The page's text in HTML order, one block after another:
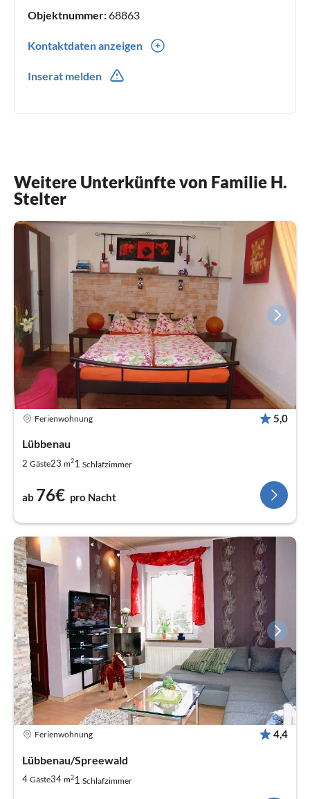
Objektnummer:68863
Kontaktdaten anzeigen
Inserat melden
Weitere Unterkünfte von Familie H.
Stelter
Ferienwohnung 5,0
Lübbenau
2 Gäste23 m21 Schlafzimmer
ab 76€ pro Nacht
Ferienwohnung 4,4
Lübbenau/Spreewald
4 Gäste34 m21 Schlafzimmer